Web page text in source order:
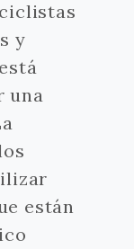
y
una
están